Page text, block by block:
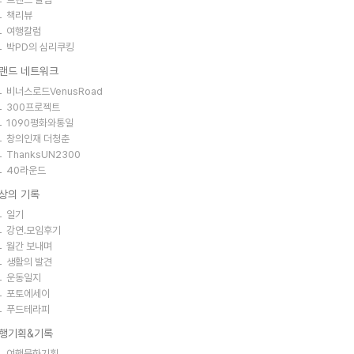
책리뷰
여행칼럼
박PD의 심리쿠킹
드 네트워크
비너스로드VenusRoad
300프로젝트
1090평화와통일
창의인재 더청춘
ThanksUN2300
40라운드
의 기록
일기
강연.모임후기
월간 보내며
생활의 발견
운동일지
포토에세이
푸드테라피
기획&기록